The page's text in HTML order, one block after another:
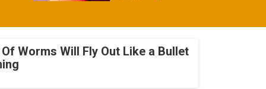
Worms Will Fly Out Like a Bullet